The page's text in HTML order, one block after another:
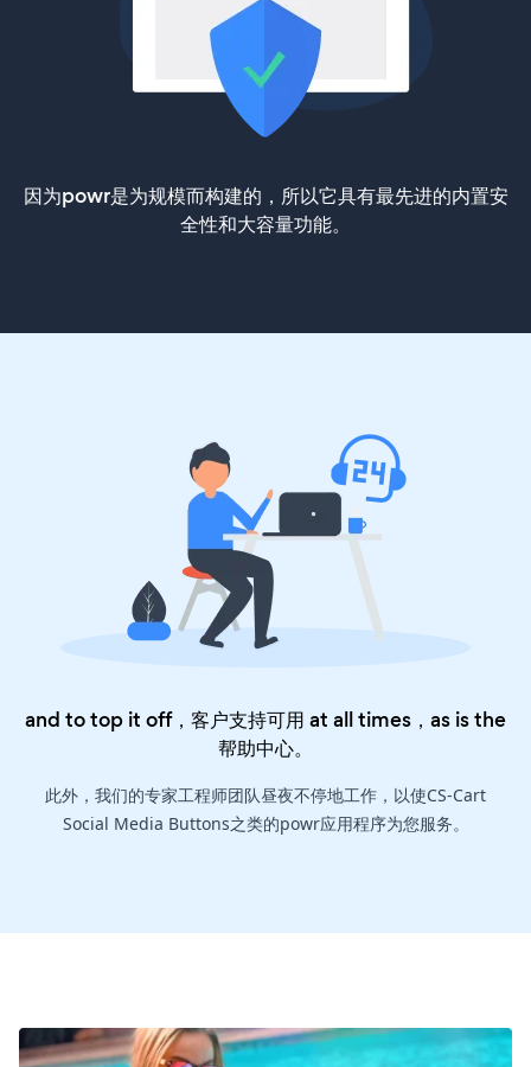
因为powr是为规模而构建的，所以它具有最先进的内置安
全性和大容量功能。
and to top it off，客户支持可用 at all times，as is the
帮助中心。
此外，我们的专家工程师团队昼夜不停地工作，以使CS-Cart
Social Media Buttons之类的powr应用程序为您服务。